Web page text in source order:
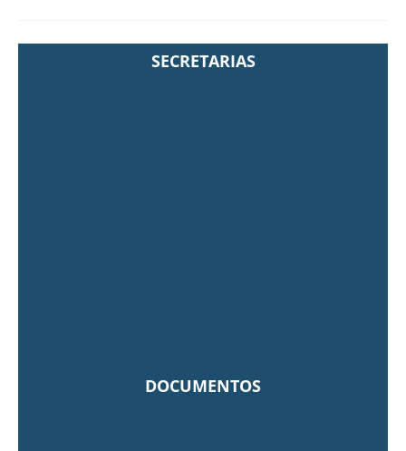
SECRETARIAS
DOCUMENTOS